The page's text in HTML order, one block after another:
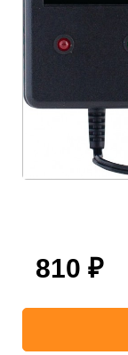
810 ₽